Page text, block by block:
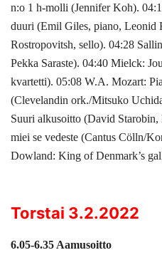
n:o 1 h-molli (Jennifer Koh).
duuri (Emil Giles, piano, Leonid
Rostropovitsh, sello). 04:28
Pekka Saraste). 04:40 Mielck:
kvartetti). 05:08 W.A. Mozart:
(Clevelandin ork./Mitsuko
Suuri alkusoitto (David
miei se vedeste (Cantus Cölln/
Dowland: King of Denmark’s
Torstai 3.2.2022
6.05-6.35 Aamusoitto